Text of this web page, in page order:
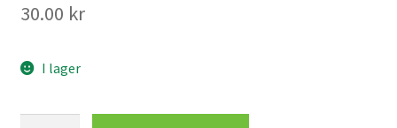
30.00 kr
I lager